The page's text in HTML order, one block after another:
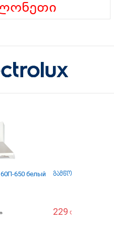
650 белый გამწოვი Elikor
229 ლარი